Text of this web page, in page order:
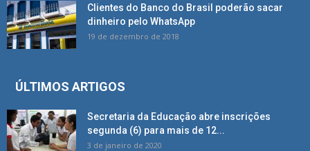
Clientes do Banco do Brasil poderão sacar
dinheiro pelo WhatsApp
19 de dezembro de 2018
ÚLTIMOS ARTIGOS
Secretaria da Educação abre inscrições
segunda (6) para mais de 12...
3 de janeiro de 2020